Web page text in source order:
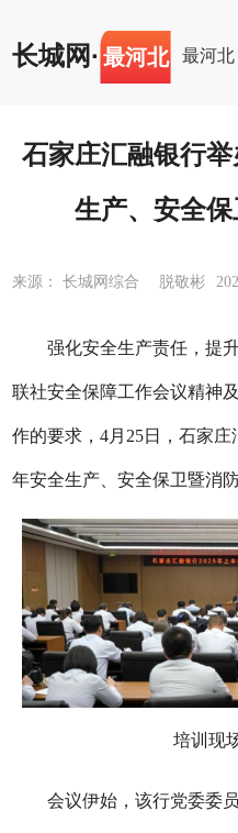
长城网· 最河北 最河北
石家庄汇融银行
生产、安全
来源： 长城网综合 脱敬彬
强化安全生产责任，提
联社安全保障工作会议精神
作的要求，4月25日，石家
年安全生产、安全保卫暨消防
培训现
会议伊始，该行党委委